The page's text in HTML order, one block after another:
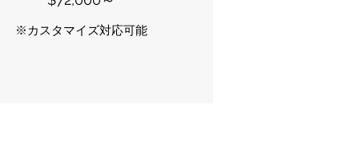
​​※カスタマイズ対応可能